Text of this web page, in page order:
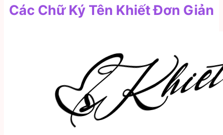
Các Chữ Ký Tên Khiết Đơn Giản